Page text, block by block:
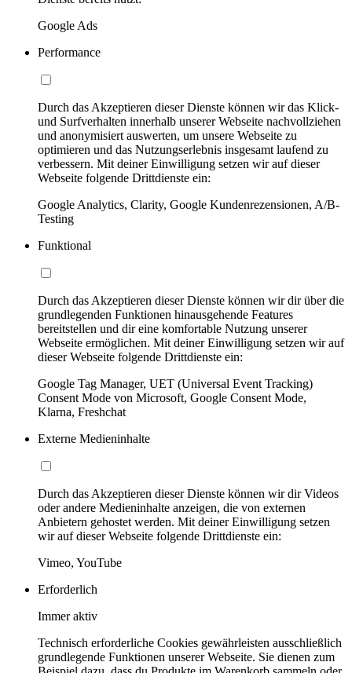
Google Ads
Performance
Durch das Akzeptieren dieser Dienste können wir das Klick-
und Surfverhalten innerhalb unserer Webseite nachvollziehen
und anonymisiert auswerten, um unsere Webseite zu
optimieren und das Nutzungserlebnis insgesamt laufend zu
verbessern. Mit deiner Einwilligung setzen wir auf dieser
Webseite folgende Drittdienste ein:
Google Analytics, Clarity, Google Kundenrezensionen, A/B-
Testing
Funktional
Durch das Akzeptieren dieser Dienste können wir dir über die
grundlegenden Funktionen hinausgehende Features
bereitstellen und dir eine komfortable Nutzung unserer
Webseite ermöglichen. Mit deiner Einwilligung setzen wir auf
dieser Webseite folgende Drittdienste ein:
Google Tag Manager, UET (Universal Event Tracking)
Consent Mode von Microsoft, Google Consent Mode,
Klarna, Freshchat
Externe Medieninhalte
Durch das Akzeptieren dieser Dienste können wir dir Videos
oder andere Medieninhalte anzeigen, die von externen
Anbietern gehostet werden. Mit deiner Einwilligung setzen
wir auf dieser Webseite folgende Drittdienste ein:
Vimeo, YouTube
Erforderlich
Immer aktiv
Technisch erforderliche Cookies gewährleisten ausschließlich
grundlegende Funktionen unserer Webseite. Sie dienen zum